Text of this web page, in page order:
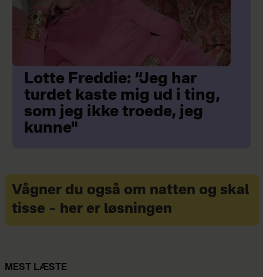
Lotte Freddie: “Jeg har
turdet kaste mig ud i ting,
som jeg ikke troede, jeg
kunne"
Vågner du også om natten og skal
tisse – her er løsningen
MEST LÆSTE